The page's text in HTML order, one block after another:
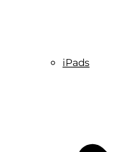
iPads